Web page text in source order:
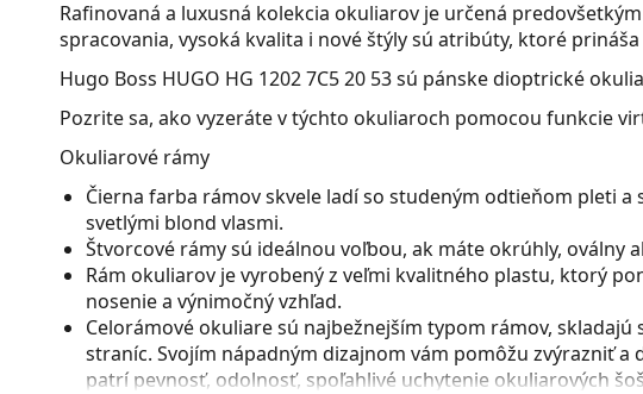
Rafinovaná a luxusná kolekcia okuliarov je určená
spracovania, vysoká kvalita i nové štýly sú atribúty, ktoré
Hugo Boss HUGO HG 1202 7C5 20 53sú pánske dioptrické
Pozrite sa, ako vyzeráte v týchto okuliaroch pomocou funkcie
Okuliarové rámy
Čierna farba rámov skvele ladí so studeným odtieňom pleti a
svetlými blond vlasmi.
Štvorcové rámy sú ideálnou voľbou, ak máte okrúhly, oválny
Rám okuliarov je vyrobený z veľmi kvalitného plastu, ktorý
nosenie a výnimočný vzhľad.
Celorámové okuliare sú najbežnejším typom rámov,
straníc. Svojím nápadným dizajnom vám pomôžu zvýrazniť a
patrí pevnosť, odolnosť, spoľahlivé uchytenie okuliarových